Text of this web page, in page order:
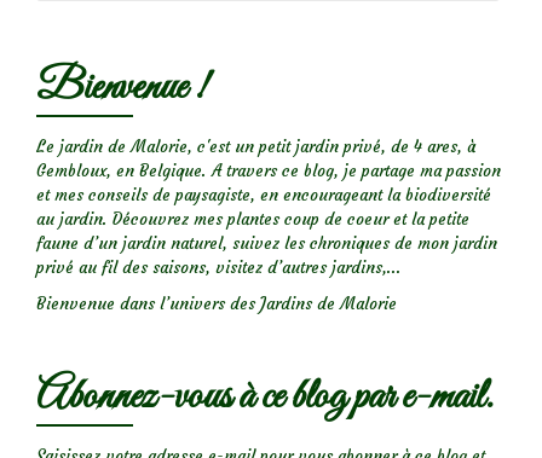
Bienvenue !
Le jardin de Malorie, c'est un petit jardin privé, de 4 ares, à
Gembloux, en Belgique. A travers ce blog, je partage ma passion
et mes conseils de paysagiste, en encourageant la biodiversité
au jardin. Découvrez mes plantes coup de coeur et la petite
faune d’un jardin naturel, suivez les chroniques de mon jardin
privé au fil des saisons, visitez d’autres jardins,...
Bienvenue dans l’univers des Jardins de Malorie
Abonnez-vous à ce blog par e-mail.